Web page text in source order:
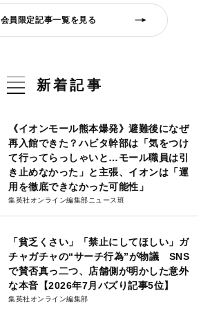
会員限定記事一覧を見る
新着記事
《イオンモール熊本爆発》避難後になぜ
再入館できた？ハビタ幹部は「気をつけ
て行ってらっしゃいと…モール職員は引
き止めなかった」と主張、イオンは「運
用を徹底できなかった可能性」
集英社オンライン編集部ニュース班
「貧乏くさい」「禁止にしてほしい」ガ
チャガチャの“サーチ行為”が物議 SNS
で賛否真っ二つ、店舗側が明かした意外
な本音【2026年7月バズり記事5位】
集英社オンライン編集部